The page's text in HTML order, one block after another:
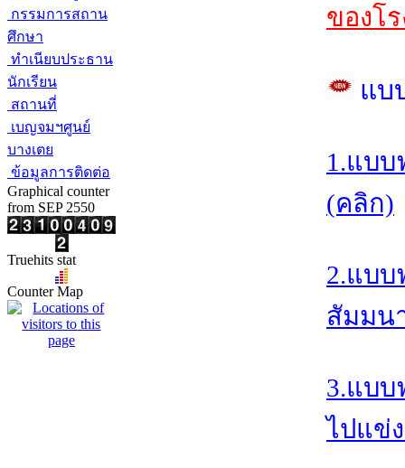
กรรมการสถาน
ศึกษา
ทำเนียบประธาน
นักเรียน
สถานที่
เบญจมฯศูนย์
บางเตย
ข้อมูลการติดต่อ
Graphical counter
from SEP 2550
Truehits stat
Counter Map
ของโ
แบ
1.แบ
(คลิก)
2.แบ
สัมมน
3.แบบ
ไปแข่